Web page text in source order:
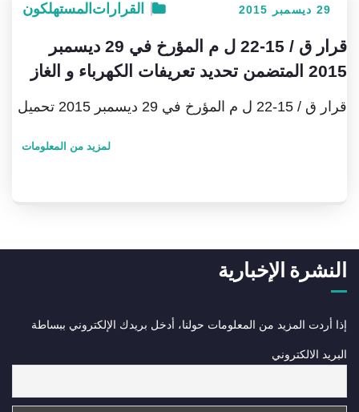
29 ديسمبر 2015 القرارات المستهلكون
قرار ق / 15-22 ل م المؤرخ في 29 ديسمبر
2015 المتضمن تحديد تعريفات الكهرباء و الغاز
قرار ق / 15-22 ل م المؤرخ في 29 ديسمبر 2015 تحميل
لمزيد من المعلومات
النشرة الإخبارية
إذا أردت المزيد من المعلومات حولنا، أدخل بريدك الإلكتروني ببساطة
البريد الالكتروني